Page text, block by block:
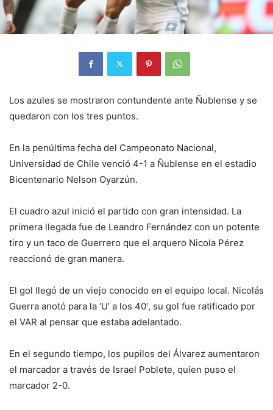
Los azules se mostraron contundente ante Ñublense y se
quedaron con los tres puntos.
En la penúltima fecha del Campeonato Nacional,
Universidad de Chile venció 4-1 a Ñublense en el estadio
Bicentenario Nelson Oyarzún.
El cuadro azul inició el partido con gran intensidad. La
primera llegada fue de Leandro Fernández con un potente
tiro y un taco de Guerrero que el arquero Nicola Pérez
reaccionó de gran manera.
El gol llegó de un viejo conocido en el equipo local. Nicolás
Guerra anotó para la ‘U’ a los 40′, su gol fue ratificado por
el VAR al pensar que estaba adelantado.
En el segundo tiempo, los pupilos del Álvarez aumentaron
el marcador a través de Israel Poblete, quien puso el
marcador 2-0.